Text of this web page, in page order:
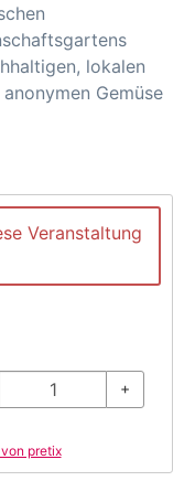
lokalen
Gemüse
Veranstaltung
+
pretix